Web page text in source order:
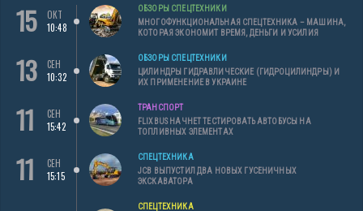
15
ОКТ
10:48
ОБЗОРЫ СПЕЦТЕХНИКИ
МНОГОФУНКЦИОНАЛЬНАЯ СПЕЦТЕХНИКА – МАШИНА,
КОТОРАЯ ЭКОНОМИТ ВРЕМЯ, ДЕНЬГИ И УСИЛИЯ
13
СЕН
10:32
ОБЗОРЫ СПЕЦТЕХНИКИ
ЦИЛИНДРЫ ГИДРАВЛИЧЕСКИЕ (ГИДРОЦИЛИНДРЫ) И
ИХ ПРИМЕНЕНИЕ В УКРАИНЕ
11
СЕН
15:42
ТРАНСПОРТ
FLIXBUS НАЧНЕТ ТЕСТИРОВАТЬ АВТОБУСЫ НА
ТОПЛИВНЫХ ЭЛЕМЕНТАХ
11
СЕН
15:15
СПЕЦТЕХНИКА
JCB ВЫПУСТИЛ ДВА НОВЫХ ГУСЕНИЧНЫХ
ЭКСКАВАТОРА
СПЕЦТЕХНИКА